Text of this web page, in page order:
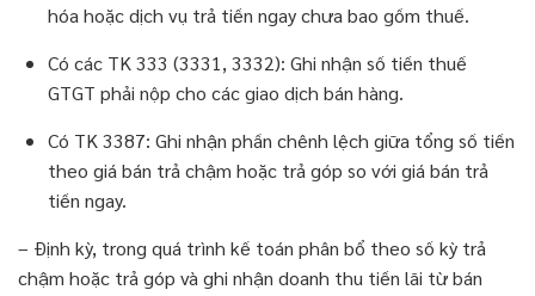
hóa hoặc dịch vụ trả tiền ngay chưa bao gồm thuế.
Có các TK 333 (3331, 3332): Ghi nhận số tiền thuế
GTGT phải nộp cho các giao dịch bán hàng.
Có TK 3387: Ghi nhận phần chênh lệch giữa tổng số tiền
theo giá bán trả chậm hoặc trả góp so với giá bán trả
tiền ngay.
– Định kỳ, trong quá trình kế toán phân bổ theo số kỳ trả
chậm hoặc trả góp và ghi nhận doanh thu tiền lãi từ bán